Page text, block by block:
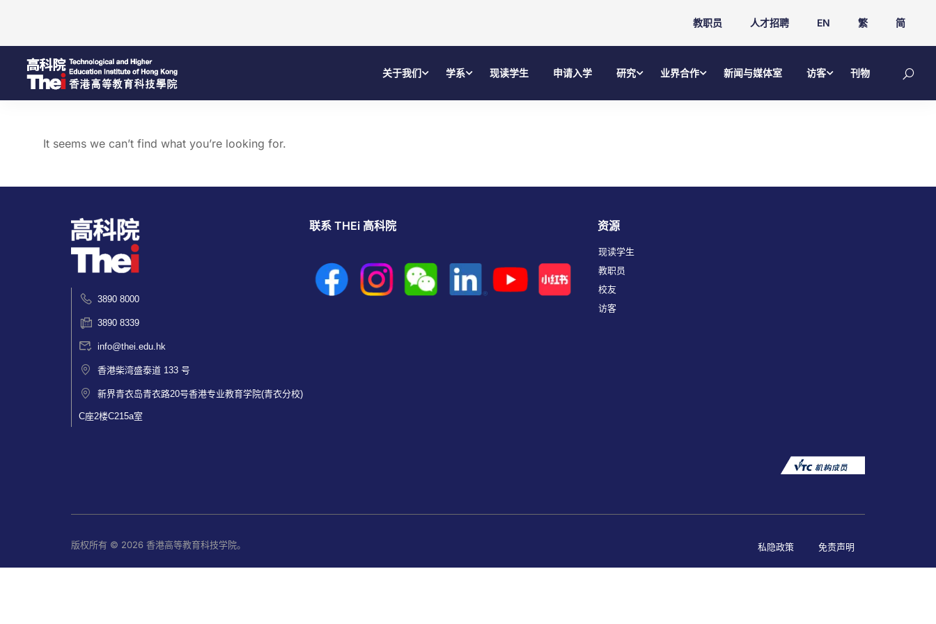
教职员 人才招聘 EN 繁 简
关于我们 学系 现读学生 申请入学 研究 业界合作 新闻与媒体室 访客 刊物
It seems we can’t find what you’re looking for.
3890 8000
3890 8339
info@thei.edu.hk
香港柴湾盛泰道 133 号
新界青衣岛青衣路20号香港专业教育学院(青衣分校)
C座2楼C215a室
联系 THEi 高科院 资源
现读学生
教职员
校友
访客
版权所有 © 2026 香港高等教育科技学院。 私隐政策 免责声明